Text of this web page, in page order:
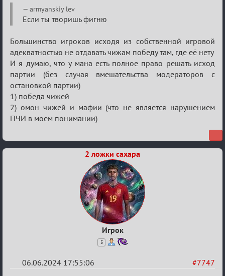
Re:
Кубок
armyanskiy lev
Если ты творишь фигню
Большинство игроков исходя из собственной игровой
адекватностью не отдавать чижам победу там, где её нету
И я думаю, что у мана есть полное право решать исход
партии (без случая вмешательства модераторов с
остановкой партии)
1) победа чижей
2) омон чижей и мафии (что не является нарушением
ПЧИ в моем понимании)
2 ложки сахара
Игрок
5
#7747
06.06.2024 17:55:06